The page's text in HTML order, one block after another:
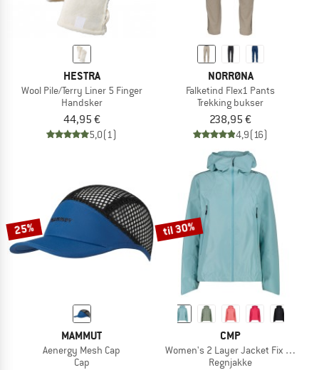
HESTRA
Wool Pile/Terry Liner 5 Finger
Handsker
44,95 €
5,0(1)
NORRØNA
Falketind Flex1 Pants
Trekking bukser
238,95 €
4,9(16)
25%
MAMMUT
Aenergy Mesh Cap
Cap
til 30%
CMP
Women's 2 Layer Jacket Fix Hood
Regnjakke